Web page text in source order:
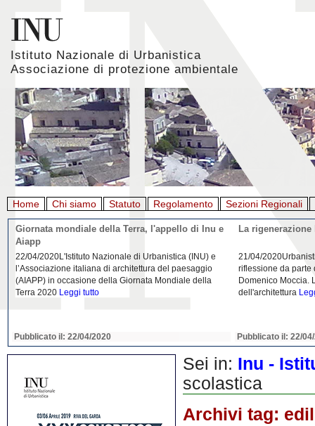
Istituto Nazionale di Urbanistica
Associazione di protezione ambientale
Home Chi siamo Statuto Regolamento Sezioni Regionali
Giornata mondiale della Terra, l'appello di Inu e
Aiapp
22/04/2020L'Istituto Nazionale di Urbanistica (INU) e
l’Associazione italiana di architettura del paesaggio
(AIAPP) in occasione della Giornata Mondiale della
Terra 2020 Leggi tutto
Pubblicato il: 22/04/2020
La
21/04/
riflessione da parte
Domenico Moccia.
dell'architettura
Pubblicato il: 22/
Sei in: Inu -
scolastica
Archivi tag: